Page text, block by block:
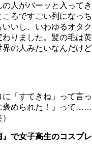
人がバーッと入ってき
ろですごい列になっち
いし、いわゆるオタク
りました。髪の毛は黄
の人みたいなんだけど
「すてきね」って言っ
褒められた！」って……
で女子高生のコスプレ